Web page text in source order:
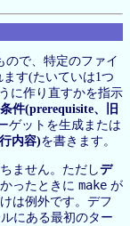
ので、特定のファイ
ます(たいていは1つ
に作り直すかを指示
件(prerequisite、旧
ゲットを生成または
内容)を書きます。
ません。ただしデ
ったときに make が
は例外です。デフ
にある最初のター